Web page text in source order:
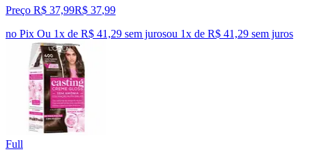
Preço R$ 37,99R$ 37,99
no Pix Ou 1x de R$ 41,29 sem jurosou 1x de R$ 41,29 sem juros
Full